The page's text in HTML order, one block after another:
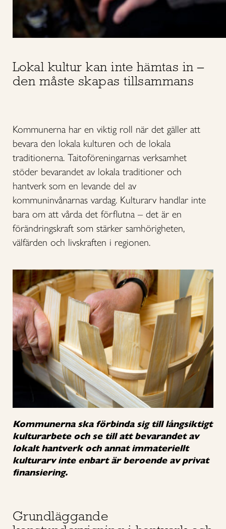
Lokal kultur kan inte hämtas in –
den måste skapas tillsammans
Kommunerna har en viktig roll när det gäller att
bevara den lokala kulturen och de lokala
traditionerna. Taitoföreningarnas verksamhet
stöder bevarandet av lokala traditioner och
hantverk som en levande del av
kommuninvånarnas vardag. Kulturarv handlar inte
bara om att vårda det förflutna – det är en
förändringskraft som stärker samhörigheten,
välfärden och livskraften i regionen.
Kommunerna ska förbinda sig till långsiktigt
kulturarbete och se till att bevarandet av
lokalt hantverk och annat immateriellt
kulturarv inte enbart är beroende av privat
finansiering.
Grundläggande